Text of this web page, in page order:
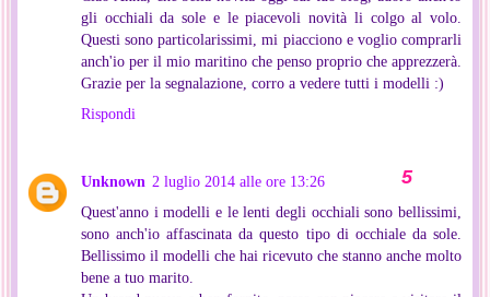
gli occhiali da sole e le piacevoli novità li colgo al volo.
Questi sono particolarissimi, mi piacciono e voglio comprarli
anch'io per il mio maritino che penso proprio che apprezzerà.
Grazie per la segnalazione, corro a vedere tutti i modelli :)
Rispondi
Unknown 2 luglio 2014 alle ore 13:26
Quest'anno i modelli e le lenti degli occhiali sono bellissimi,
sono anch'io affascinata da questo tipo di occhiale da sole.
Bellissimo il modelli che hai ricevuto che stanno anche molto
bene a tuo marito.